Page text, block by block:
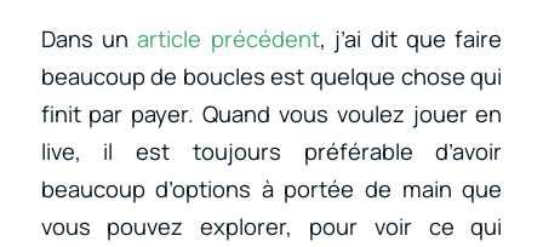
Dans unarticle précédent, j’ai dit que faire
beaucoup de boucles est quelque chose qui
finit par payer. Quand vous voulez jouer en
live, il est toujours préférable d’avoir
beaucoup d’options à portée de main que
vous pouvez explorer, pour voir ce qui